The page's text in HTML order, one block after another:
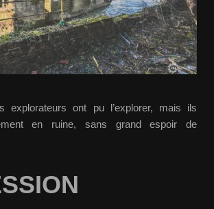
explorateurs ont pu l’explorer, mais ils
en ruine, sans grand espoir de